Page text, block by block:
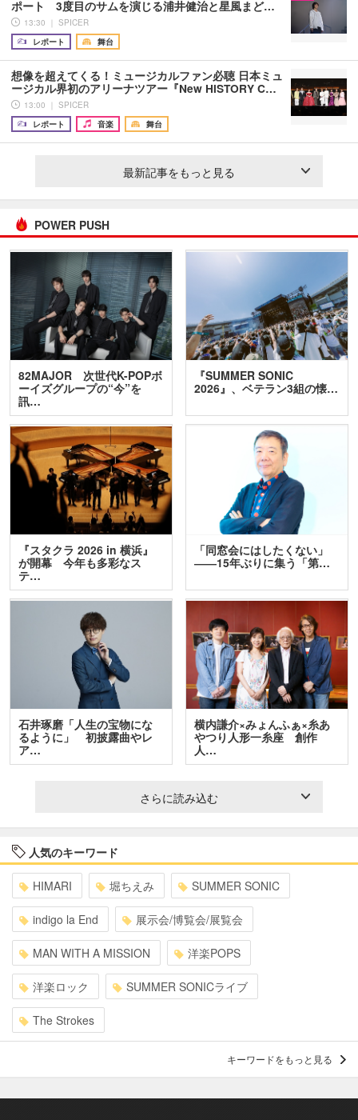
ポート 3度目のサムを演じる浦井健治と星風まど…
13:30 ｜ SPICER
レポート
舞台
想像を超えてくる！ミュージカルファン必聴 日本ミュ
ージカル界初のアリーナツアー『New HISTORY C…
13:00 ｜ SPICER
レポート
音楽 舞台
最新記事をもっと見る
POWER PUSH
82MAJOR 次世代K-POPボ
ーイズグループの“今”を
訊…
『SUMMER SONIC
2026』、ベテラン3組の懐…
『スタクラ 2026 in 横浜』
が開幕 今年も多彩なス
テ…
「同窓会にはしたくない」
――15年ぶりに集う「第…
石井琢磨「人生の宝物にな
るように」 初披露曲やレ
ア…
横内謙介×みょんふぁ×糸あ
やつり人形一糸座 創作
人…
さらに読み込む
人気のキーワード
HIMARI 堀ちえみ SUMMER SONIC
indigo la End 展示会/博覧会/展覧会
MAN WITH A MISSION 洋楽POPS
洋楽ロック SUMMER SONICライブ
The Strokes
キーワードをもっと見る